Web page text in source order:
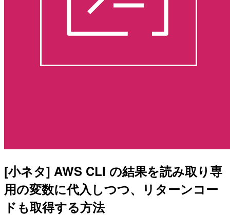
[小ネタ] AWS CLI の結果を読み取り専
用の変数に代入しつつ、リターンコー
ドも取得する方法